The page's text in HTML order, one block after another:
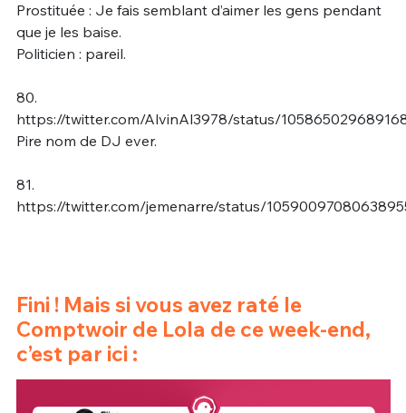
Prostituée : Je fais semblant d’aimer les gens pendant
que je les baise.
Politicien : pareil.
80.
https://twitter.com/AlvinAl3978/status/
Pire nom de DJ ever.
81.
https://twitter.com/jemenarre/status/
Fini ! Mais si vous avez raté le
Comptwoir de Lola de ce week-end,
c’est par ici :